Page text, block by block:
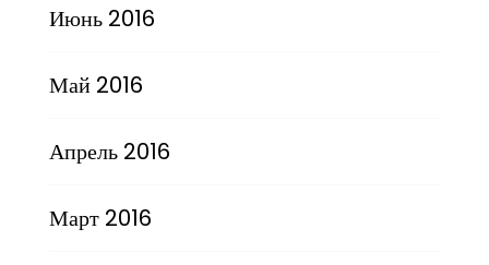
Июнь 2016
Май 2016
Апрель 2016
Март 2016